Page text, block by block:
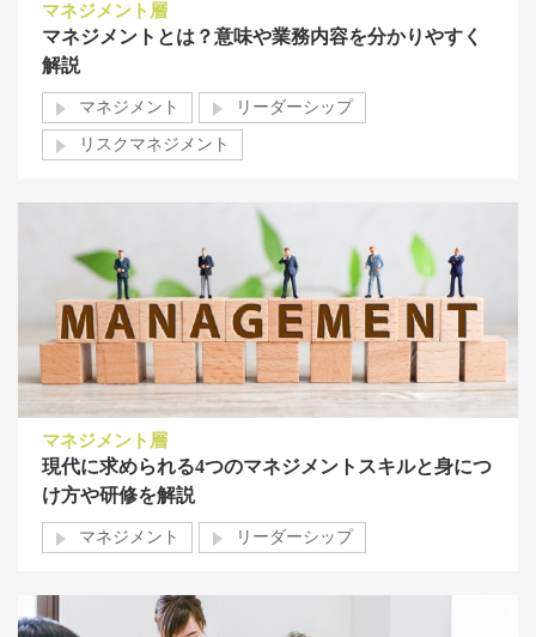
マネジメント層
マネジメントとは？意味や業務内容を分かりやすく
解説
マネジメント リーダーシップ
リスクマネジメント
マネジメント層
現代に求められる4つのマネジメントスキルと身につ
け方や研修を解説
マネジメント リーダーシップ